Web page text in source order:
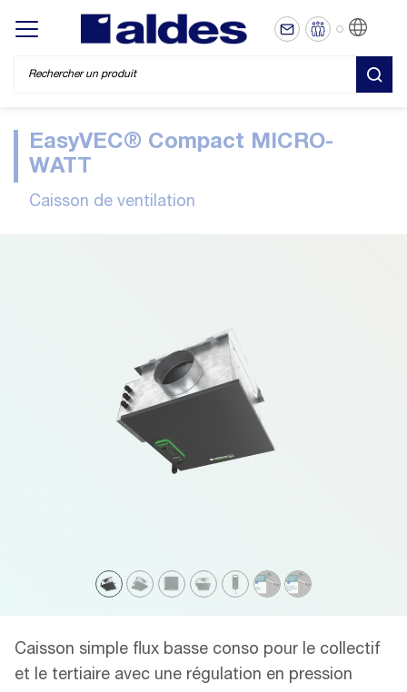
Display/hide main menu
EasyVEC® Compact MICRO-
WATT
Caisson de ventilation
Caisson simple flux basse conso pour le collectif
et le tertiaire avec une régulation en pression